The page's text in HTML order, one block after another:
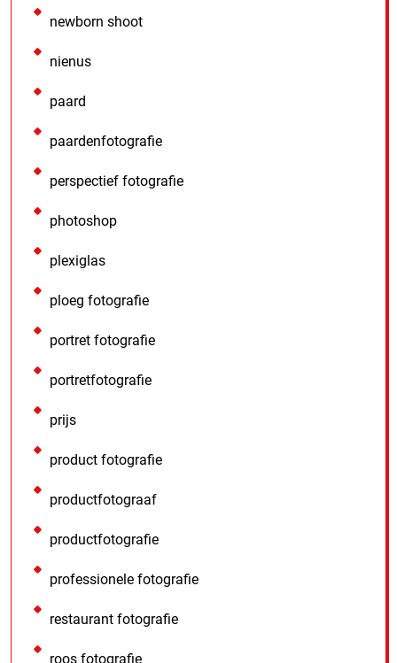
newborn shoot
nienus
paard
paardenfotografie
perspectief fotografie
photoshop
plexiglas
ploeg fotografie
portret fotografie
portretfotografie
prijs
product fotografie
productfotograaf
productfotografie
professionele fotografie
restaurant fotografie
roos fotografie